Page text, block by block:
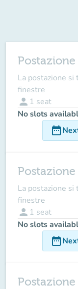
Postazione
La postazione
finestre
person 1 seat
No slots
date_range
Postazione
La postazione
finestre
person 1 seat
No slots
date_range
Postazione